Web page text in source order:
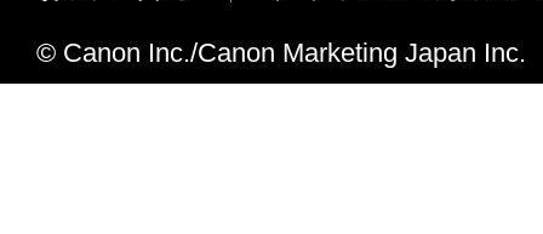
現象 ： [写真共有サイトから画像取り
Flickr 内の画像を検索すると、「写真
© Canon Inc./Canon Marketing Japan Inc.